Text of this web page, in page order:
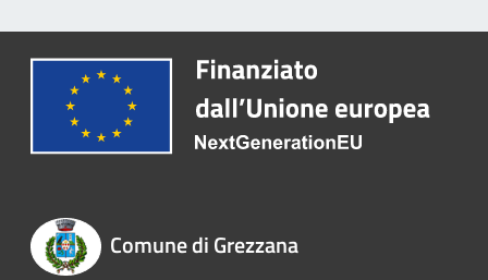
Comune di Grezzana